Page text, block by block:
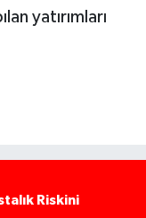
yatırımları
Riskini